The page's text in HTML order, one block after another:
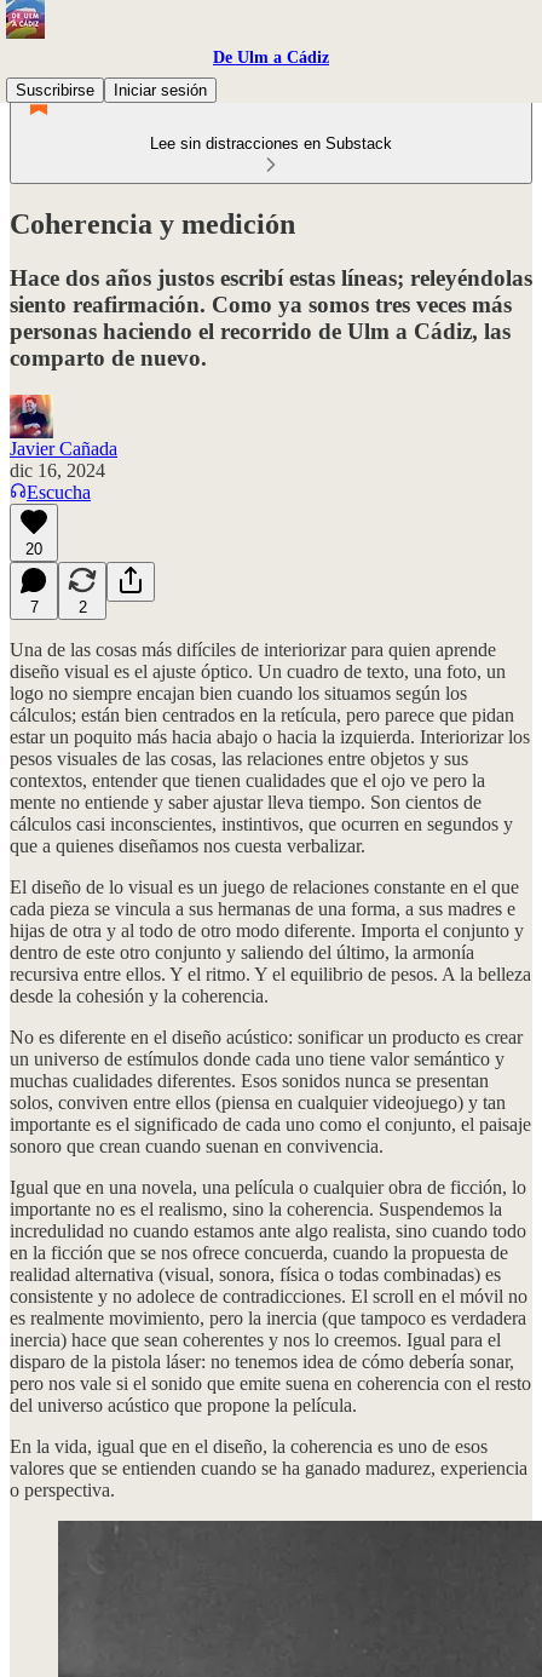
De Ulm a Cádiz
Suscribirse
Iniciar sesión
Lee sin distracciones en Substack
Coherencia y medición
Hace dos años justos escribí estas líneas; releyéndolas
siento reafirmación. Como ya somos tres veces más
personas haciendo el recorrido de Ulm a Cádiz, las
comparto de nuevo.
Javier Cañada
dic 16, 2024
Escucha
20
7 2
Una de las cosas más difíciles de interiorizar para quien aprende
diseño visual es el ajuste óptico. Un cuadro de texto, una foto, un
logo no siempre encajan bien cuando los situamos según los
cálculos; están bien centrados en la retícula, pero parece que pidan
estar un poquito más hacia abajo o hacia la izquierda. Interiorizar los
pesos visuales de las cosas, las relaciones entre objetos y sus
contextos, entender que tienen cualidades que el ojo ve pero la
mente no entiende y saber ajustar lleva tiempo. Son cientos de
cálculos casi inconscientes, instintivos, que ocurren en segundos y
que a quienes diseñamos nos cuesta verbalizar.
El diseño de lo visual es un juego de relaciones constante en el que
cada pieza se vincula a sus hermanas de una forma, a sus madres e
hijas de otra y al todo de otro modo diferente. Importa el conjunto y
dentro de este otro conjunto y saliendo del último, la armonía
recursiva entre ellos. Y el ritmo. Y el equilibrio de pesos. A la belleza
desde la cohesión y la coherencia.
No es diferente en el diseño acústico: sonificar un producto es crear
un universo de estímulos donde cada uno tiene valor semántico y
muchas cualidades diferentes. Esos sonidos nunca se presentan
solos, conviven entre ellos (piensa en cualquier videojuego) y tan
importante es el significado de cada uno como el conjunto, el paisaje
sonoro que crean cuando suenan en convivencia.
Igual que en una novela, una película o cualquier obra de ficción, lo
importante no es el realismo, sino la coherencia. Suspendemos la
incredulidad no cuando estamos ante algo realista, sino cuando todo
en la ficción que se nos ofrece concuerda, cuando la propuesta de
realidad alternativa (visual, sonora, física o todas combinadas) es
consistente y no adolece de contradicciones. El scroll en el móvil no
es realmente movimiento, pero la inercia (que tampoco es verdadera
inercia) hace que sean coherentes y nos lo creemos. Igual para el
disparo de la pistola láser: no tenemos idea de cómo debería sonar,
pero nos vale si el sonido que emite suena en coherencia con el resto
del universo acústico que propone la película.
En la vida, igual que en el diseño, la coherencia es uno de esos
valores que se entienden cuando se ha ganado madurez, experiencia
o perspectiva.